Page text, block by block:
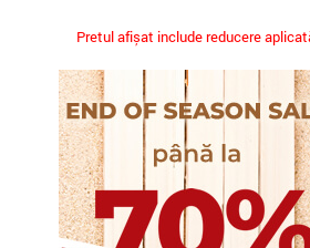
Pretul afișat include reducere